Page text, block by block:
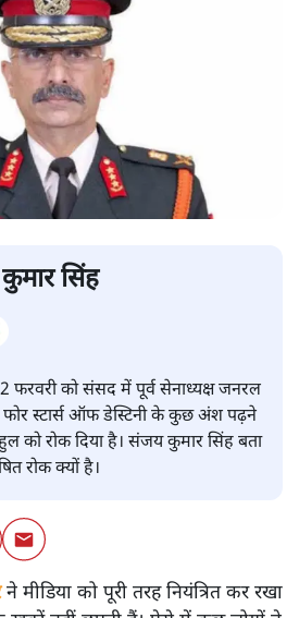
सिंह
2 फरवरी को संसद में पूर्व सेनाध्यक्ष जनरल
स्टार्स ऑफ डेस्टिनी के कुछ अंश पढ़ने
को रोक दिया है। संजय कुमार सिंह बता
रोक क्यों है।
ने मीडिया को पूरी तरह नियंत्रित कर रखा